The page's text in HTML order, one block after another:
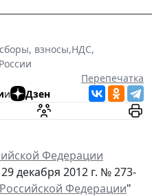
взносы,НДС,
Перепечатка
и Дзен
Федерации
декабря 2012 г. № 273-
Федерации"